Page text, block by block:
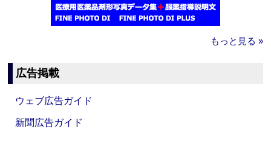
もっと見る »
広告掲載
ウェブ広告ガイド
新聞広告ガイド